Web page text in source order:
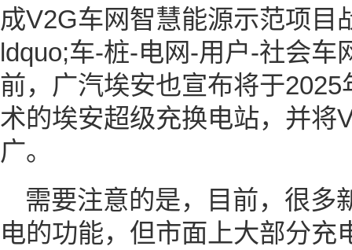
成V2G车网智慧能源示范项目
ldquo;车-桩-电网-用户-社会车
前，广汽埃安也宣布将于
术的埃安超级充换电站，并将
广。
需要注意的是，目前，很多
电的功能，但市面上大部分充